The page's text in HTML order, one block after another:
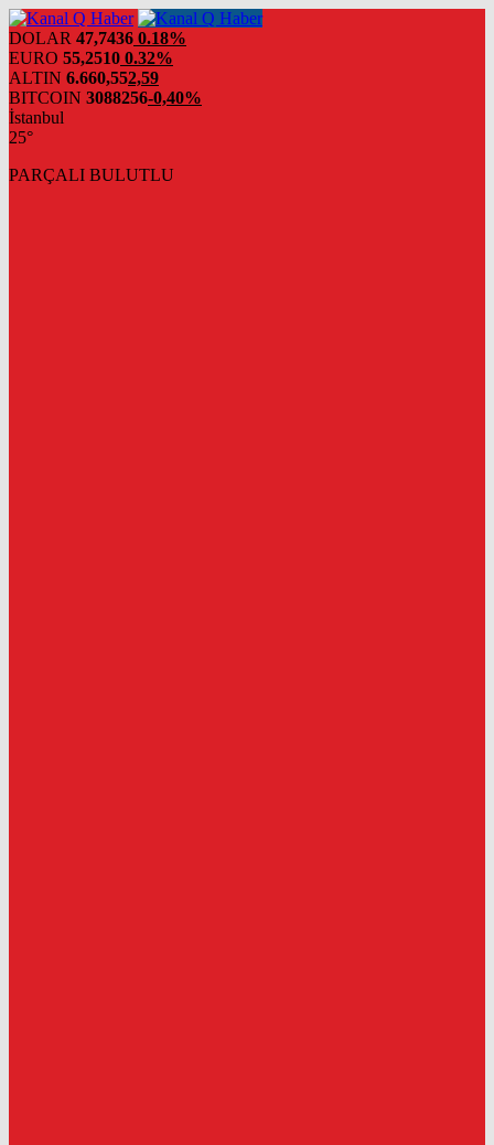
DOLAR 47,7436 0.18%
EURO 55,2510 0.32%
ALTIN 6.660,552,59
BITCOIN 3088256-0,40%
İstanbul
25°
PARÇALI BULUTLU